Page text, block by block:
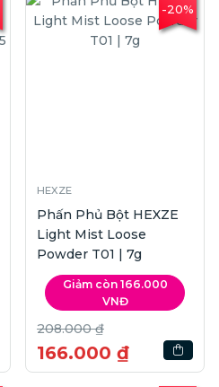
-20%
HEXZE
Phấn Phủ Bột HEXZE
Light Mist Loose
Powder T01 | 7g
Giảm còn 166.000
VNĐ
208.000 ₫
166.000 ₫